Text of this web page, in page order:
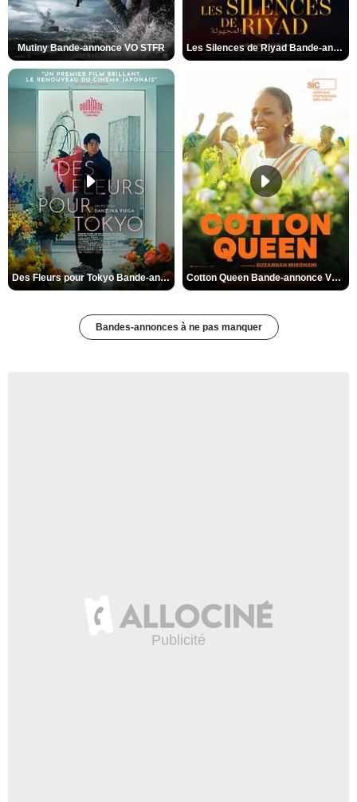
Mutiny Bande-annonce VO STFR Les Silences de Riyad Bande-annonce VO STFR
Des Fleurs pour Tokyo Bande-annonce VO STFR Cotton Queen Bande-annonce VO STFR
Bandes-annonces à ne pas manquer